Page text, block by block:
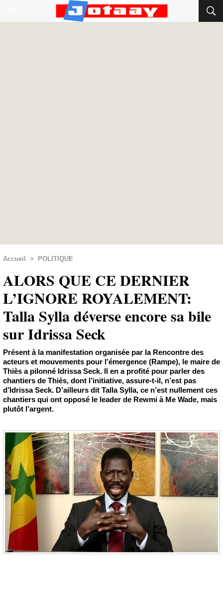
Accueil > POLITIQUE
ALORS QUE CE DERNIER
L’IGNORE ROYALEMENT:
Talla Sylla déverse encore sa bile
sur Idrissa Seck
Présent à la manifestation organisée par la Rencontre des
acteurs et mouvements pour l’émergence (Rampe), le maire de
Thiès a pilonné Idrissa Seck. Il en a profité pour parler des
chantiers de Thiès, dont l’initiative, assure-t-il, n’est pas
d’Idrissa Seck. D’ailleurs dit Talla Sylla, ce n’est nullement ces
chantiers qui ont opposé le leader de Rewmi à Me Wade, mais
plutôt l’argent.